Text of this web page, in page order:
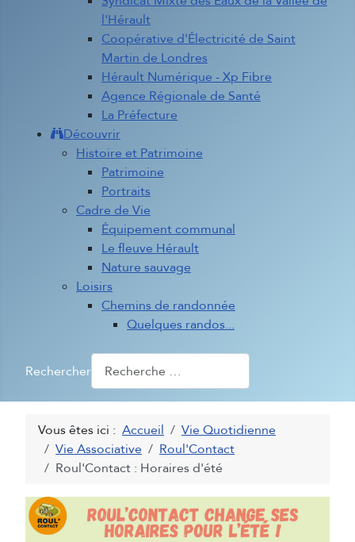
l'Hérault
Coopérative d'Électricité de Saint
Martin de Londres
Hérault Numérique - Xp Fibre
Agence Régionale de Santé
La Préfecture
Découvrir
Histoire et Patrimoine
Patrimoine
Portraits
Cadre de Vie
Équipement communal
Le fleuve Hérault
Nature sauvage
Loisirs
Chemins de randonnée
Quelques randos...
Rechercher
Vous êtes ici : Accueil
Vie Quotidienne
Vie Associative
Roul'Contact
Roul'Contact : Horaires d'été